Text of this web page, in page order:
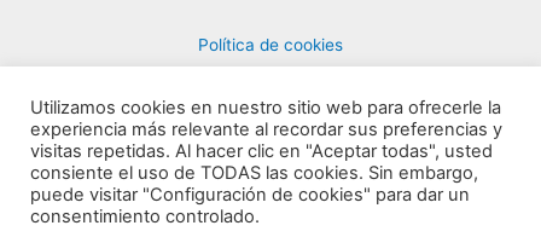
Política de cookies
Contacto para Publicidad en info@horarioscorreos.com
Copyright © 2026 Horarios de las Oficinas de Correos | Creada por
horarioscorreos.com
Utilizamos cookies en nuestro sitio web para ofrecerle la
experiencia más relevante al recordar sus preferencias y
visitas repetidas. Al hacer clic en "Aceptar todas", usted
consiente el uso de TODAS las cookies. Sin embargo,
puede visitar "Configuración de cookies" para dar un
consentimiento controlado.